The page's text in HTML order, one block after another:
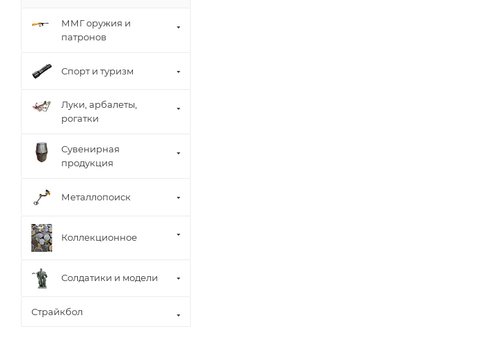
ММГ оружия и
патронов
Спорт и туризм
Луки, арбалеты,
рогатки
Сувенирная
продукция
Металлопоиск
Коллекционное
Солдатики и модели
Страйкбол